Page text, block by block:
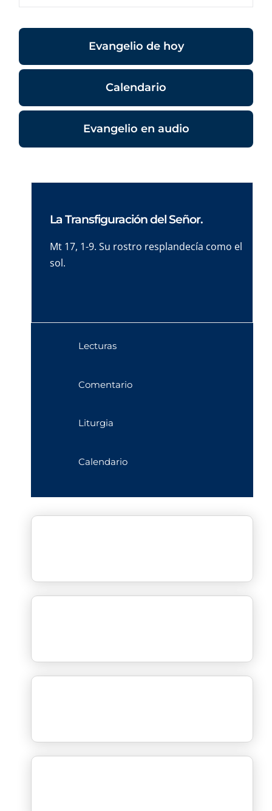
Evangelio de hoy
Calendario
Evangelio en audio
La Transfiguración del Señor.
Mt 17, 1-9. Su rostro resplandecía como el
sol.
Lecturas
Comentario
Liturgia
Calendario